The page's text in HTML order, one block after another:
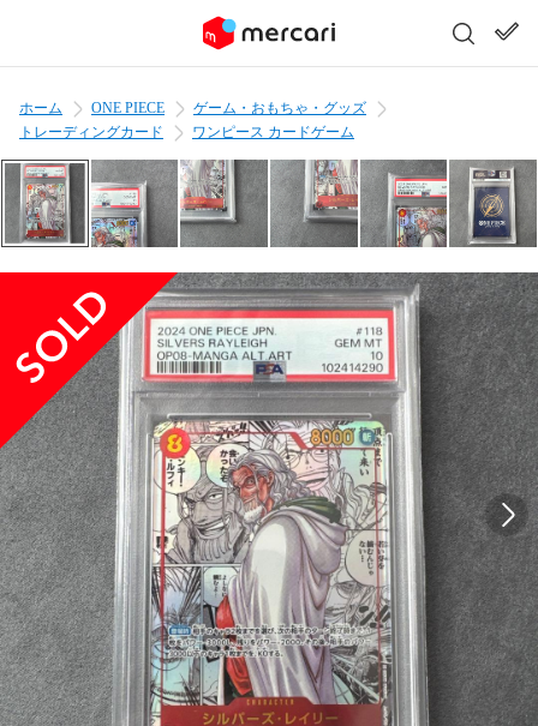
ホーム ONE PIECE
ゲーム・おもちゃ・グッズ
トレーディングカード
ワンピース カードゲーム